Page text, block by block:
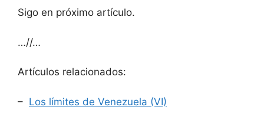
Sigo en próximo artículo.
…//…
Artículos relacionados:
– Los límites de Venezuela (VI)